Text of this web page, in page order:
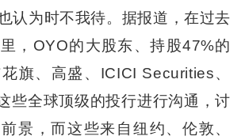
认为时不我待。据报道，在过去
，OYO的大股东、持股47%的
旗、高盛、ICICI Securities、
些全球顶级的投行进行沟通，讨
景，而这些来自纽约、伦敦、